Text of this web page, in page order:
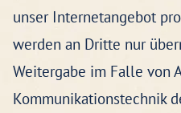
unser Internetangebot
werden an Dritte nur
Weitergabe im Falle von
Kommunikationstechnik